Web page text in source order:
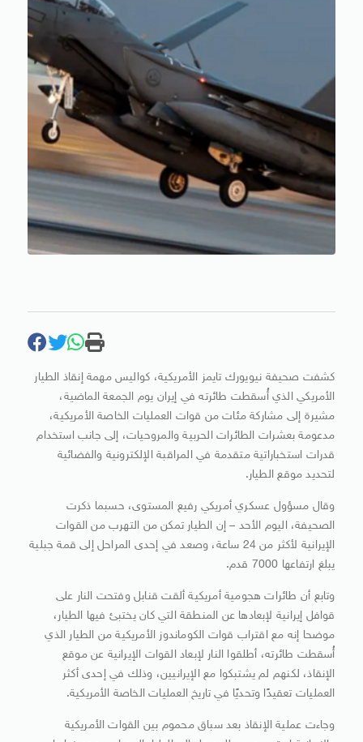
كشفت صحيفة نيويورك تايمز الأمريكية، كواليس مهمة إنقاذ الطيار
الأمريكي الذي أُسقطت طائرته في إيران يوم الجمعة الماضية،
مشيرة إلى مشاركة مئات من قوات العمليات الخاصة الأمريكية،
مدعومة بعشرات الطائرات الحربية والمروحيات، إلى جانب استخدام
قدرات استخباراتية متقدمة في المراقبة الإلكترونية والفضائية
لتحديد موقع الطيار.
وقال مسؤول عسكري أمريكي رفيع المستوى، حسبما ذكرت
الصحيفة، اليوم الأحد – إن الطيار تمكن من التهرب من القوات
الإيرانية لأكثر من 24 ساعة، وصعد في إحدى المراحل إلى قمة جبلية
يبلغ ارتفاعها 7000 قدم.
وتابع أن طائرات هجومية أمريكية ألقت قنابل وفتحت النار على
قوافل إيرانية لإبعادها عن المنطقة التي كان يختبئ فيها الطيار،
موضحا إنه مع اقتراب قوات الكوماندوز الأمريكية من الطيار الذي
أُسقطت طائرته، أطلقوا النار لإبعاد القوات الإيرانية عن موقع
الإنقاذ، لكنهم لم يشتبكوا مع الإيرانيين، وذلك في إحدى أكثر
العمليات تعقيدًا وتحديًا في تاريخ العمليات الخاصة الأمريكية.
وجاءت عملية الإنقاذ بعد سباق محموم بين القوات الأمريكية